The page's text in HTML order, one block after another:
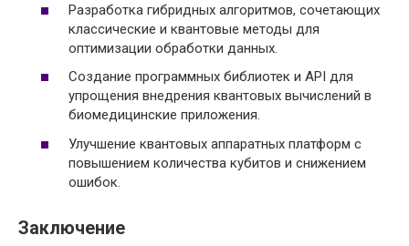
Разработка гибридных алгоритмов, сочетающих
классические и квантовые методы для
оптимизации обработки данных.
Создание программных библиотек и API для
упрощения внедрения квантовых вычислений в
биомедицинские приложения.
Улучшение квантовых аппаратных платформ с
повышением количества кубитов и снижением
ошибок.
Заключение